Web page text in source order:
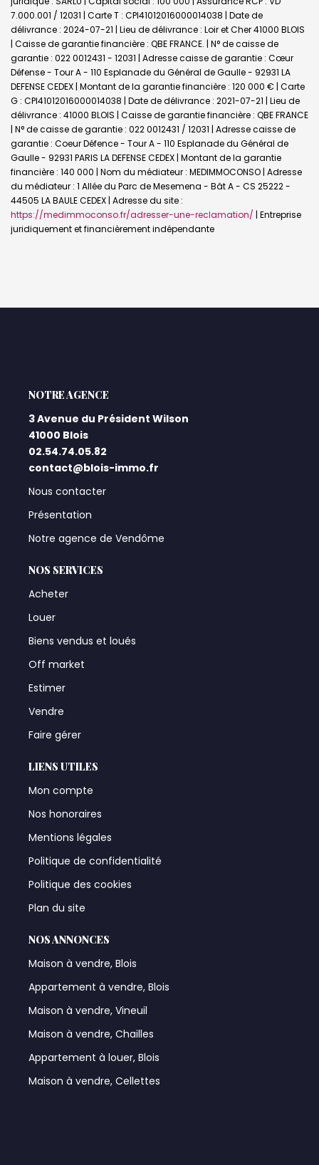
7.000.001 / 12031 | Carte T : CPI41012016000014038 | Date de
délivrance : 2024-07-21 | Lieu de délivrance : Loir et Cher 41000 BLOIS
| Caisse de garantie financière : QBE FRANCE. | N° de caisse de
garantie : 022 0012431 - 12031 | Adresse caisse de garantie : Cœur
Défense - Tour A - 110 Esplanade du Général de Gaulle - 92931 LA
DEFENSE CEDEX | Montant de la garantie financière : 120 000 € | Carte
G : CPI41012016000014038 | Date de délivrance : 2021-07-21 | Lieu de
délivrance : 41000 BLOIS | Caisse de garantie financière : QBE FRANCE
| N° de caisse de garantie : 022 0012431 / 12031 | Adresse caisse de
garantie : Coeur Défence - Tour A - 110 Esplanade du Général de
Gaulle - 92931 PARIS LA DEFENSE CEDEX | Montant de la garantie
financière : 140 000 | Nom du médiateur : MEDIMMOCONSO | Adresse
du médiateur : 1 Allée du Parc de Mesemena - Bât A - CS 25222 -
44505 LA BAULE CEDEX | Adresse du site :
https://medimmoconso.fr/adresser-une-reclamation/ | Entreprise
juridiquement et financièrement indépendante
L'AGENCE
3 Avenue du Président Wilson
41000 Blois
02.54.74.05.82
contact@blois-immo.fr
Nous contacter
Présentation
Notre agence de Vendôme
NOS SERVICES
Acheter
Louer
Biens vendus et loués
Off market
Estimer
Vendre
Faire gérer
LIENS UTILES
Mon compte
Nos honoraires
Mentions légales
Politique de confidentialité
Politique des cookies
Plan du site
NOS ANNONCES
Maison à vendre, Blois
Appartement à vendre, Blois
Maison à vendre, Vineuil
Maison à vendre, Chailles
Appartement à louer, Blois
Maison à vendre, Cellettes